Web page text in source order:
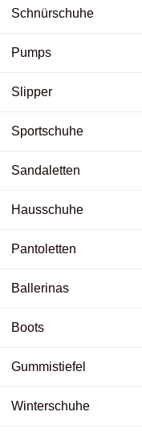
Schnürschuhe
Pumps
Slipper
Sportschuhe
Sandaletten
Hausschuhe
Pantoletten
Ballerinas
Boots
Gummistiefel
Winterschuhe